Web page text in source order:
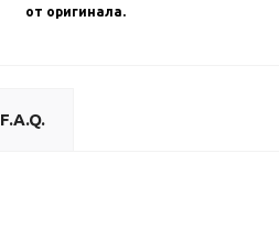
от оригинала.
F.A.Q.